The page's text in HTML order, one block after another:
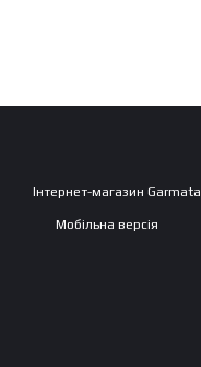
Інтернет-магазин Garmata
Мобільна версія